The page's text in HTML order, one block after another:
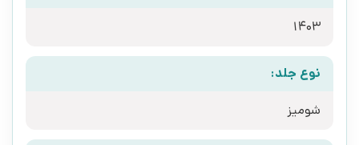
1403
نوع جلد:
شومیز